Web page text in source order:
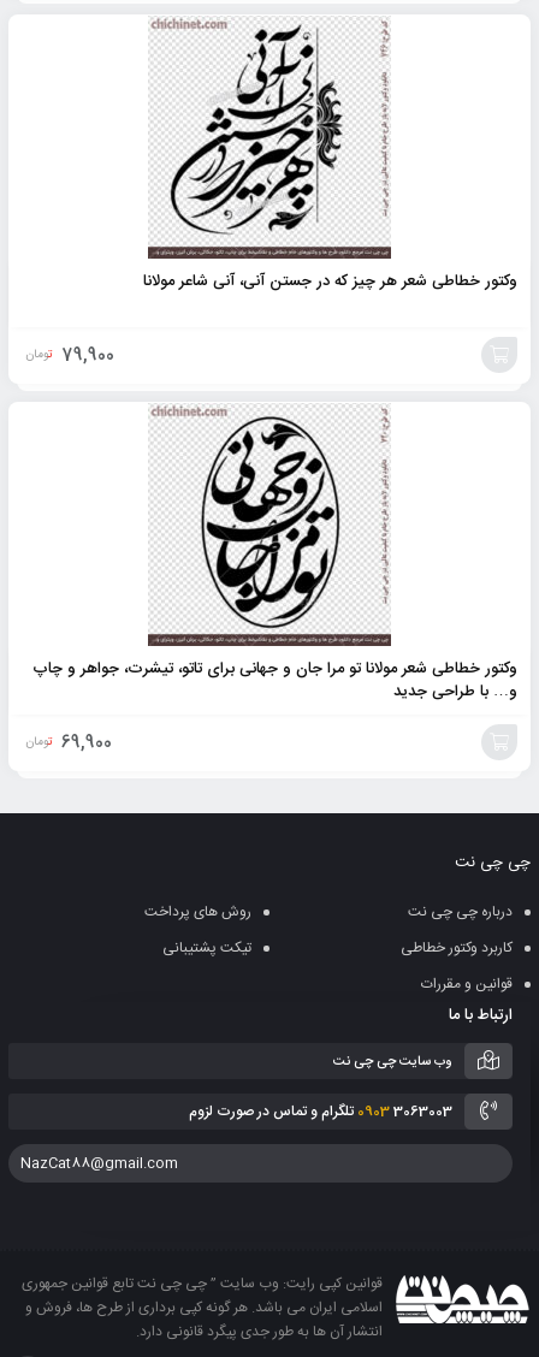
وکتور خطاطی شعر هر چیز که در جستن آنی، آنی شاعر مولانا
79,900 تومان
وکتور خطاطی شعر مولانا تو مرا جان و جهانی برای تاتو، تیشرت، جواهر و چاپ
و… با طراحی جدید
69,900 تومان
سبد
چی چی نت
درباره چی چی نت
روش های پرداخت
کاربرد وکتور خطاطی
تیکت پشتیبانی
قوانین و مقررات
ارتباط با ما
وب سایت چی چی نت
09033063003 تلگرام و تماس در صورت لزوم
NazCat88@gmail.com
قوانین کپی رایت: وب سایت ” چی چی نت تابع قوانین جمهوری
اسلامی ایران می باشد. هر گونه کپی برداری از طرح ها، فروش و
انتشار آن ها به طور جدی پیگرد قانونی دارد.